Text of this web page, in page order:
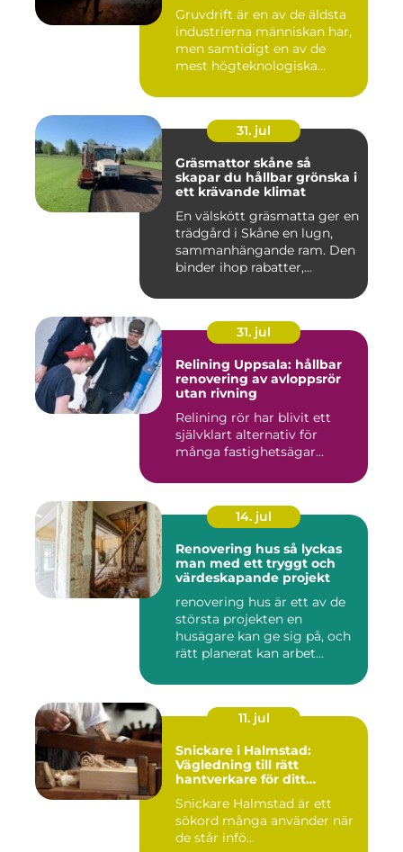
Gruvdrift är en av de äldsta
industrierna människan har,
men samtidigt en av de
mest högteknologiska...
31. jul
Gräsmattor skåne så
skapar du hållbar grönska i
ett krävande klimat
En välskött gräsmatta ger en
trädgård i Skåne en lugn,
sammanhängande ram. Den
binder ihop rabatter,...
31. jul
Relining Uppsala: hållbar
renovering av avloppsrör
utan rivning
Relining rör har blivit ett
självklart alternativ för
många fastighetsägar...
14. jul
Renovering hus så lyckas
man med ett tryggt och
värdeskapande projekt
renovering hus är ett av de
största projekten en
husägare kan ge sig på, och
rätt planerat kan arbet...
11. jul
Snickare i Halmstad:
Vägledning till rätt
hantverkare för ditt
Snickare Halmstad är ett
sökord många använder när
de står infö...